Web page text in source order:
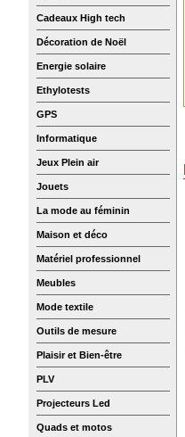
Cadeaux High tech
Décoration de Noël
Energie solaire
Ethylotests
GPS
Informatique
Jeux Plein air
Jouets
La mode au féminin
Maison et déco
Matériel professionnel
Meubles
Mode textile
Outils de mesure
Plaisir et Bien-être
PLV
Projecteurs Led
Quads et motos